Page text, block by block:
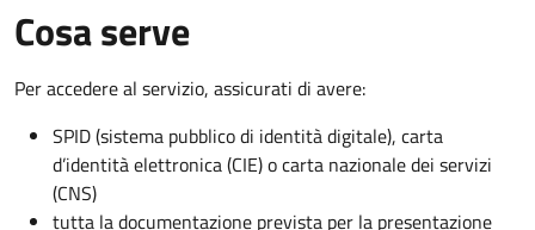
Cosa serve
Per accedere al servizio, assicurati di avere:
SPID (sistema pubblico di identità digitale), carta
d’identità elettronica (CIE) o carta nazionale dei servizi
(CNS)
tutta la documentazione prevista per la presentazione